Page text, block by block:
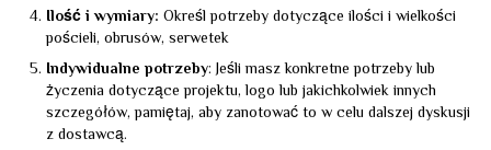
Ilość i wymiary: Określ potrzeby dotyczące ilości i wielkości
pościeli, obrusów, serwetek
Indywidualne potrzeby: Jeśli masz konkretne potrzeby lub
życzenia dotyczące projektu, logo lub jakichkolwiek innych
szczegółów, pamiętaj, aby zanotować to w celu dalszej dyskusji
z dostawcą.